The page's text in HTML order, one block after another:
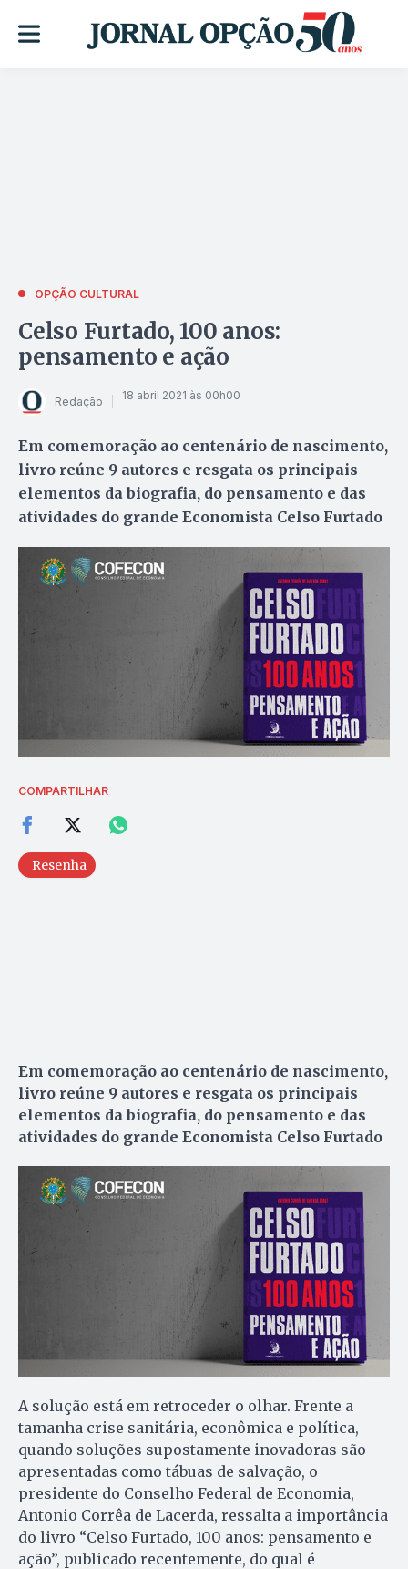
OPÇÃO CULTURAL
Celso Furtado, 100 anos:
pensamento e ação
Redação 18 abril 2021 às 00h00
Em comemoração ao centenário de nascimento,
livro reúne 9 autores e resgata os principais
elementos da biografia, do pensamento e das
atividades do grande Economista Celso Furtado
COMPARTILHAR
Resenha
Em comemoração ao centenário de nascimento,
livro reúne 9 autores e resgata os principais
elementos da biografia, do pensamento e das
atividades do grande Economista Celso Furtado
A solução está em retroceder o olhar. Frente a
tamanha crise sanitária, econômica e política,
quando soluções supostamente inovadoras são
apresentadas como tábuas de salvação, o
presidente do Conselho Federal de Economia,
Antonio Corrêa de Lacerda, ressalta a importância
do livro “Celso Furtado, 100 anos: pensamento e
ação”, publicado recentemente, do qual é